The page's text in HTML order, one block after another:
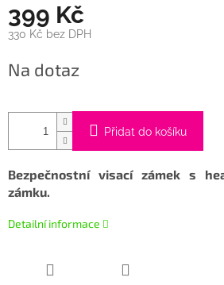
399 Kč
330 Kč bez DPH
cena:
Na dotaz
Přidat do košíku
Bezpečnostní visací zámek s
zámku.
Detailní informace